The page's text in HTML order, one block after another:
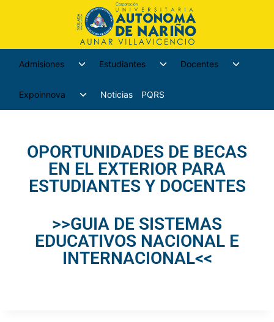
Admisiones Estudiantes Docentes
Expoinnova Noticias PQRS
OPORTUNIDADES DE BECAS
EN EL EXTERIOR PARA
ESTUDIANTES Y DOCENTES
>>GUIA DE SISTEMAS
EDUCATIVOS NACIONAL E
INTERNACIONAL<<